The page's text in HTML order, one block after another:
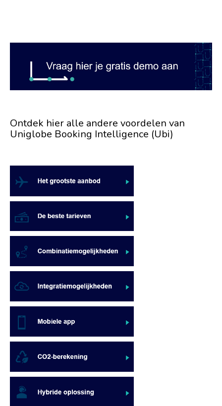
Ontdek hier alle andere voordelen van
Uniglobe Booking Intelligence (Ubi)